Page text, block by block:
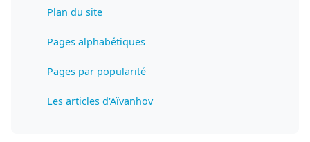
Plan du site
Pages alphabétiques
Pages par popularité
Les articles d'Aïvanhov